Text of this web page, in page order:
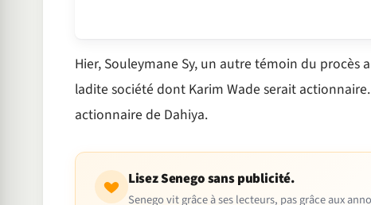
Hier, Souleymane Sy, un autre témoin du
ladite société dont Karim Wade serait actionnaire.
actionnaire de Dahiya.
Lisez Senego sans publicité.
Senego vit grâce à ses lecteurs, pas grâce aux